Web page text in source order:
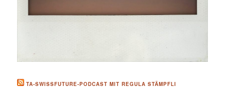
TA-SWISSFUTURE-PODCAST MIT REGULA STÄMPFLI